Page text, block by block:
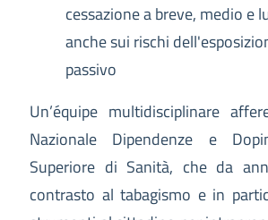
cessazione a breve, medio e
anche sui rischi
passivo
Un’équipe multidisciplinare
Nazionale Dipendenze e
Superiore di Sanità, che da
contrasto al tabagismo e in